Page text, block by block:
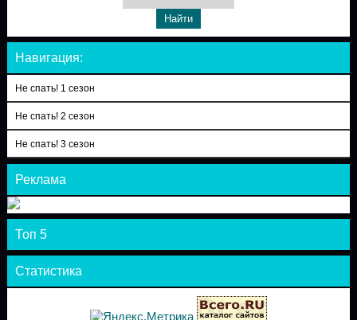
Навигация:
Не спать! 1 сезон
Не спать! 2 сезон
Не спать! 3 сезон
Реклама
Топ 5
Статистика